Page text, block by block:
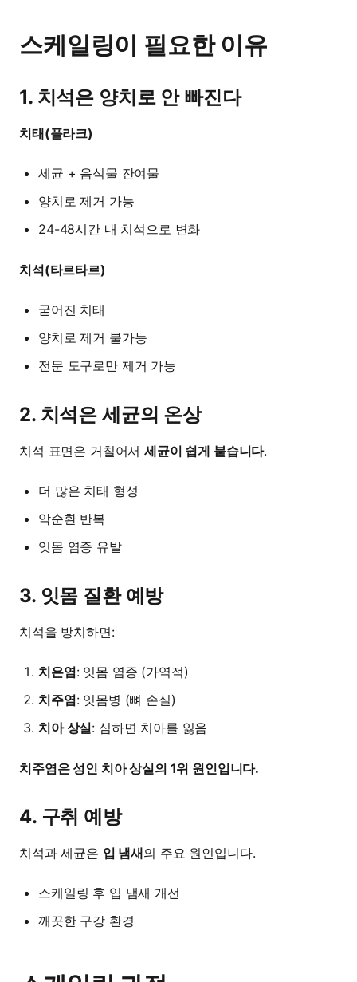
스케일링이 필요한 이유
1. 치석은 양치로 안 빠진다
치태(플라크)
세균 + 음식물 잔여물
양치로 제거 가능
24-48시간 내 치석으로 변화
치석(타르타르)
굳어진 치태
양치로 제거 불가능
전문 도구로만 제거 가능
2. 치석은 세균의 온상
치석 표면은 거칠어서세균이 쉽게 붙습니다.
더 많은 치태 형성
악순환 반복
잇몸 염증 유발
3. 잇몸 질환 예방
치석을 방치하면:
치은염: 잇몸 염증 (가역적)
치주염: 잇몸병 (뼈 손실)
치아 상실: 심하면 치아를 잃음
치주염은 성인 치아 상실의 1위 원인입니다.
4. 구취 예방
치석과 세균은 입 냄새의 주요 원인입니다.
스케일링 후 입 냄새 개선
깨끗한 구강 환경